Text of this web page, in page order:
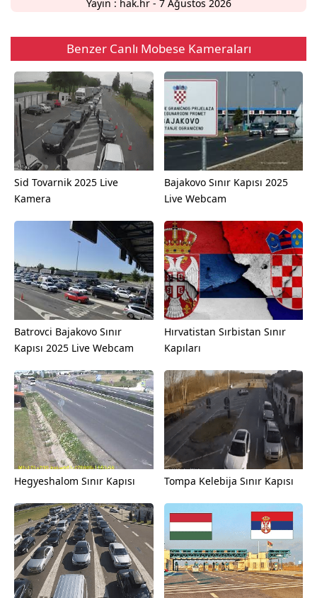
Yayın : hak.hr- 7 Ağustos 2026
Benzer Canlı Mobese Kameraları
Sid Tovarnik 2025 Live
Kamera
Bajakovo Sınır Kapısı 2025
Live Webcam
Batrovci Bajakovo Sınır
Kapısı 2025 Live Webcam
Hırvatistan Sırbistan Sınır
Kapıları
Hegyeshalom Sınır Kapısı Tompa Kelebija Sınır Kapısı